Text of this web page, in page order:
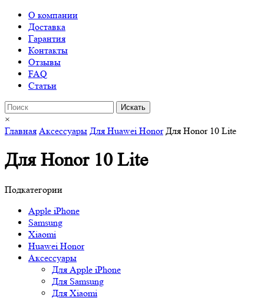
О компании
Доставка
Гарантия
Контакты
Отзывы
FAQ
Статьи
×
Главная Аксессуары Для Huawei Honor Для Honor 10 Lite
Для Honor 10 Lite
Подкатегории
Apple iPhone
Samsung
Xiaomi
Huawei Honor
Аксессуары
Для Apple iPhone
Для Samsung
Для Xiaomi